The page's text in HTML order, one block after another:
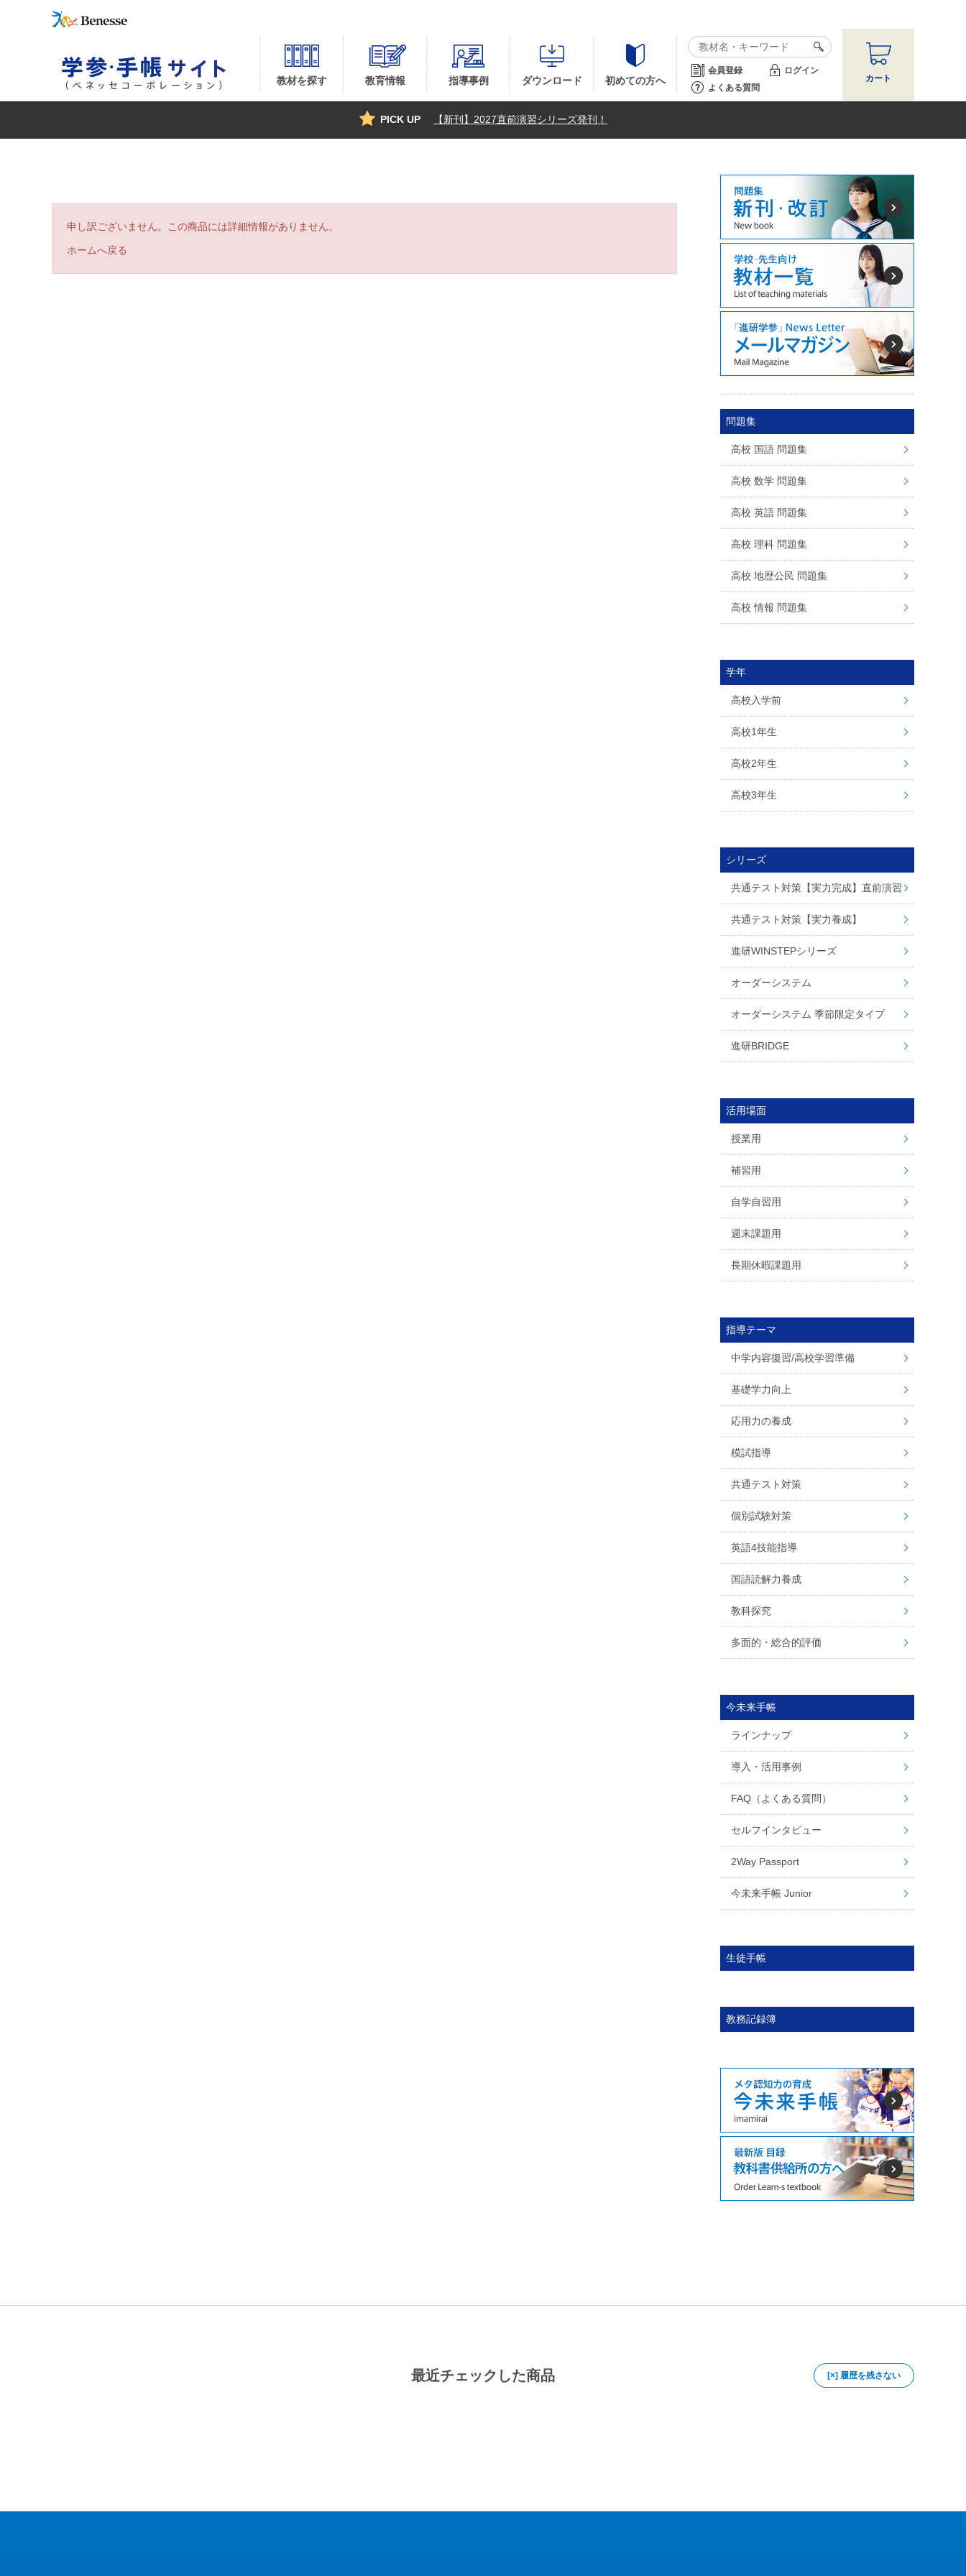
教材を探す 教育情報 指導事例 ダウンロード 初めての方へ
会員登録
ログイン
よくある質問
カート
PICK UP 【新刊】2027直前演習シリーズ発刊！
問題集
高校 国語 問題集
高校 数学 問題集
高校 英語 問題集
高校 理科 問題集
高校 地歴公民 問題集
高校 情報 問題集
学年
高校入学前
高校1年生
高校2年生
高校3年生
シリーズ
共通テスト対策【実力完成】直前演習
共通テスト対策【実力養成】
進研WINSTEPシリーズ
オーダーシステム
オーダーシステム 季節限定タイプ
進研BRIDGE
活用場面
授業用
補習用
自学自習用
週末課題用
長期休暇課題用
指導テーマ
中学内容復習/高校学習準備
基礎学力向上
応用力の養成
模試指導
共通テスト対策
個別試験対策
英語4技能指導
国語読解力養成
教科探究
多面的・総合的評価
今未来手帳
ラインナップ
導入・活用事例
FAQ（よくある質問）
セルフインタビュー
2Way Passport
今未来手帳 Junior
生徒手帳
教務記録簿
申し訳ございません。この商品には詳細情報がありません。
ホームへ戻る
最近チェックした商品 [×] 履歴を残さない